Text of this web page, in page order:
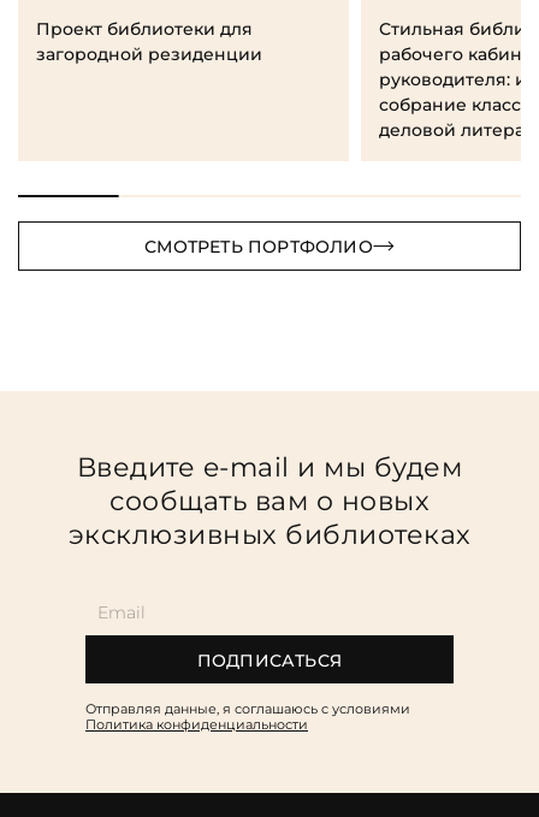
Проект библиотеки для
загородной резиденции
Стильная
рабочего
руководителя:
собрание
деловой
СМОТРЕТЬ ПОРТФОЛИО
Введите e-mail и мы будем
сообщать вам о новых
эксклюзивных библиотеках
ПОДПИСАТЬСЯ
Отправляя данные, я соглашаюсь c условиями
Политика конфиденциальности